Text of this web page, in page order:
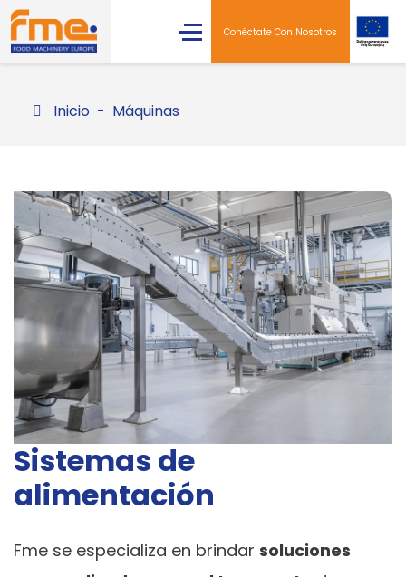
Conéctate Con Nosotros
Inicio Máquinas
Sistemas de
alimentación
Fme se especializa en brindar soluciones